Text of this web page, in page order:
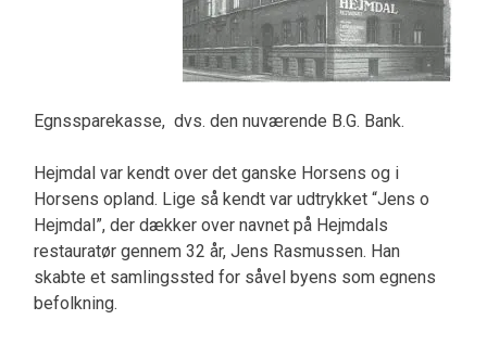
Egnssparekasse, dvs. den nuværende B.G. Bank.
Hejmdal var kendt over det ganske Horsens og i
Horsens opland. Lige så kendt var udtrykket “Jens o
Hejmdal”, der dækker over navnet på Hejmdals
restauratør gennem 32 år, Jens Rasmussen. Han
skabte et samlingssted for såvel byens som egnens
befolkning.